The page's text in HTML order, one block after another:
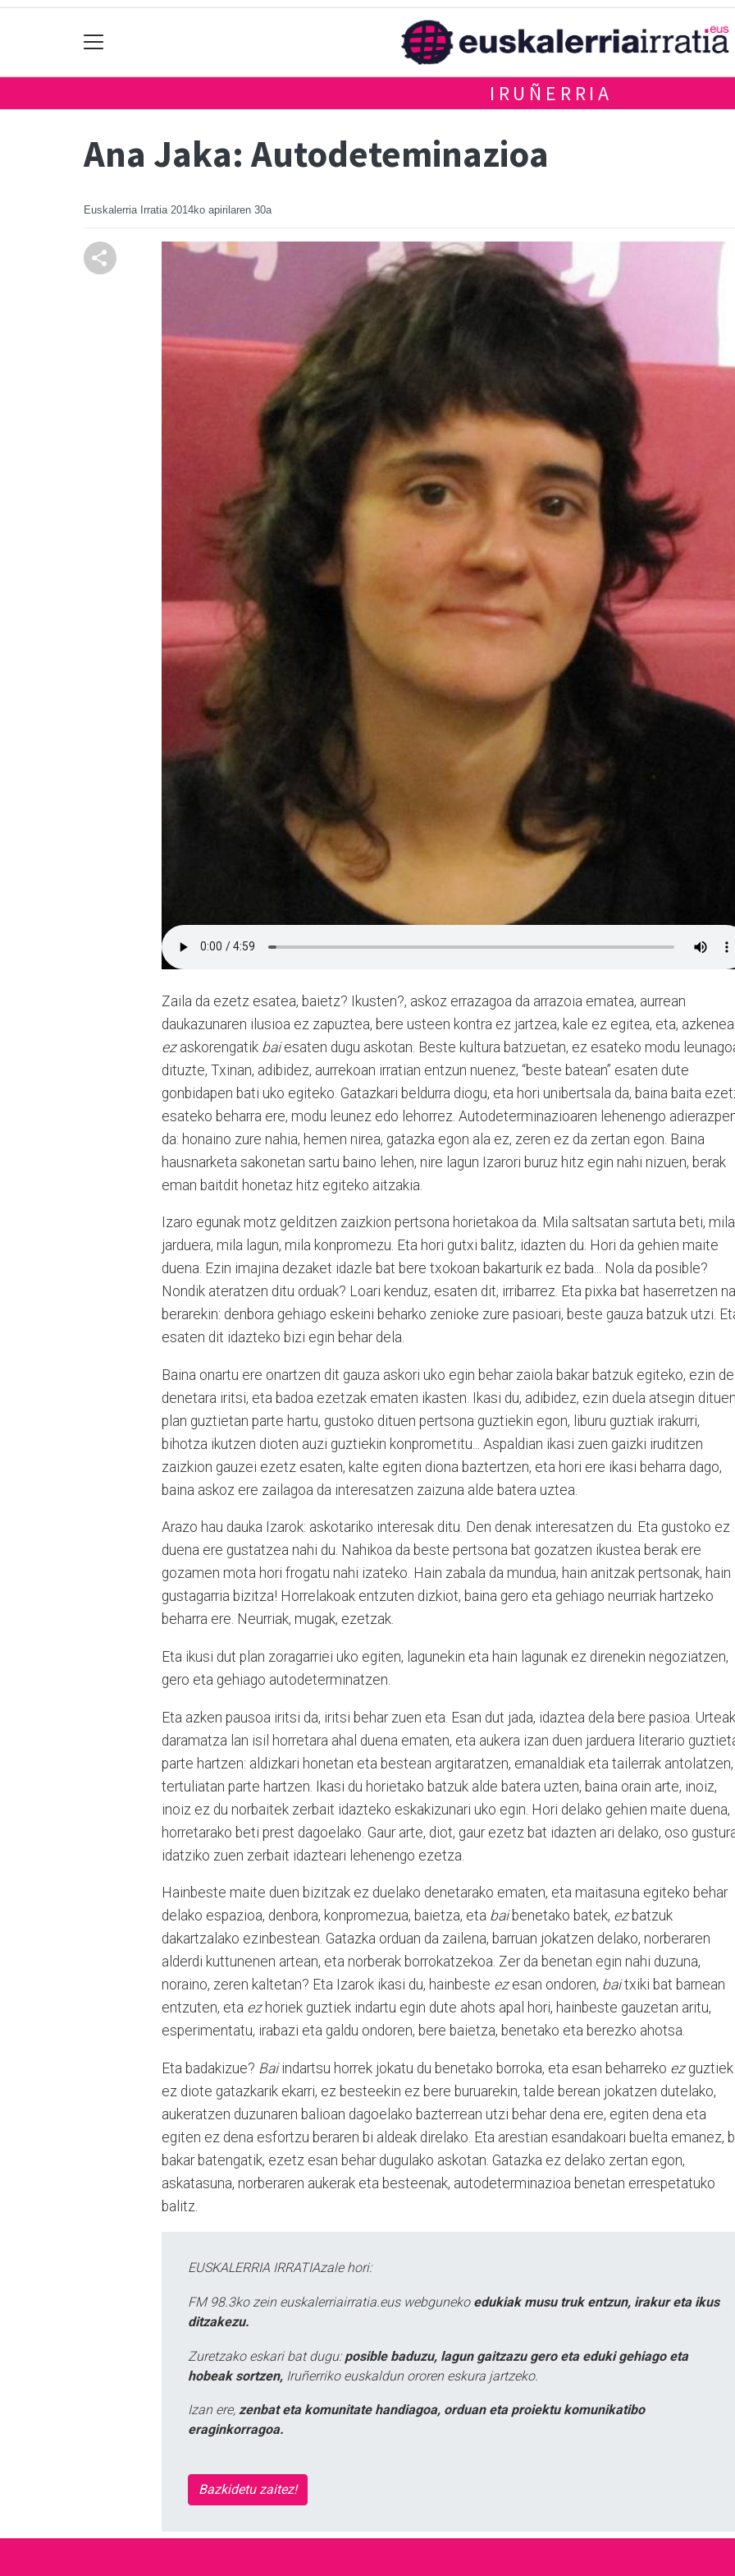
IRUÑERRIA
Ana Jaka: Autodeteminazioa
Euskalerria Irratia 2014ko apirilaren 30a
Zaila da ezetz esatea, baietz? Ikusten?, askoz errazagoa da arrazoia ematea, aurrean
daukazunaren ilusioa ez zapuztea, bere usteen kontra ez jartzea, kale ez egitea, eta,
ezaskorengatik baiesaten dugu askotan. Beste kultura batzuetan, ez esateko modu
dituzte, Txinan, adibidez, aurrekoan irratian entzun nuenez, “beste batean” esaten dute
gonbidapen bati uko egiteko. Gatazkari beldurra diogu, eta hori unibertsala da, baina baita
esateko beharra ere, modu leunez edo lehorrez. Autodeterminazioaren lehenengo
da: honaino zure nahia, hemen nirea, gatazka egon ala ez, zeren ez da zertan egon. Baina
hausnarketa sakonetan sartu baino lehen, nire lagun Izarori buruz hitz egin nahi nizuen, berak
eman baitdit honetaz hitz egiteko aitzakia.
Izaro egunak motz gelditzen zaizkion pertsona horietakoa da. Mila saltsatan sartuta beti, mila
jarduera, mila lagun, mila konpromezu. Eta hori gutxi balitz, idazten du. Hori da gehien maite
duena. Ezin imajina dezaket idazle bat bere txokoan bakarturik ez bada... Nola da posible?
Nondik ateratzen ditu orduak? Loari kenduz, esaten dit, irribarrez. Eta pixka bat haserretzen
berarekin: denbora gehiago eskeini beharko zenioke zure pasioari, beste gauza batzuk utzi.
esaten dit idazteko bizi egin behar dela.
Baina onartu ere onartzen dit gauza askori uko egin behar zaiola bakar batzuk egiteko, ezin
denetara iritsi, eta badoa ezetzak ematen ikasten. Ikasi du, adibidez, ezin duela atsegin
plan guztietan parte hartu, gustoko dituen pertsona guztiekin egon, liburu guztiak irakurri,
bihotza ikutzen dioten auzi guztiekin konprometitu... Aspaldian ikasi zuen gaizki iruditzen
zaizkion gauzei ezetz esaten, kalte egiten diona baztertzen, eta hori ere ikasi beharra dago,
baina askoz ere zailagoa da interesatzen zaizuna alde batera uztea.
Arazo hau dauka Izarok: askotariko interesak ditu. Den denak interesatzen du. Eta gustoko ez
duena ere gustatzea nahi du. Nahikoa da beste pertsona bat gozatzen ikustea berak ere
gozamen mota hori frogatu nahi izateko. Hain zabala da mundua, hain anitzak pertsonak, hain
gustagarria bizitza! Horrelakoak entzuten dizkiot, baina gero eta gehiago neurriak hartzeko
beharra ere. Neurriak, mugak, ezetzak.
Eta ikusi dut plan zoragarriei uko egiten, lagunekin eta hain lagunak ez direnekin negoziatzen,
gero eta gehiago autodeterminatzen.
Eta azken pausoa iritsi da, iritsi behar zuen eta. Esan dut jada, idaztea dela bere pasioa. Urteak
daramatza lan isil horretara ahal duena ematen, eta aukera izan duen jarduera literario
parte hartzen: aldizkari honetan eta bestean argitaratzen, emanaldiak eta tailerrak antolatzen,
tertuliatan parte hartzen. Ikasi du horietako batzuk alde batera uzten, baina orain arte, inoiz,
inoiz ez du norbaitek zerbait idazteko eskakizunari uko egin. Hori delako gehien maite duena,
horretarako beti prest dagoelako. Gaur arte, diot, gaur ezetz bat idazten ari delako, oso
idatziko zuen zerbait idazteari lehenengo ezetza.
Hainbeste maite duen bizitzak ez duelako denetarako ematen, eta maitasuna egiteko behar
delako espazioa, denbora, konpromezua, baietza, eta baibenetako batek, ezbatzuk
dakartzalako ezinbestean. Gatazka orduan da zailena, barruan jokatzen delako, norberaren
alderdi kuttunenen artean, eta norberak borrokatzekoa. Zer da benetan egin nahi duzuna,
noraino, zeren kaltetan? Eta Izarok ikasi du, hainbeste ezesan ondoren, baitxiki bat barnean
entzuten, eta ezhoriek guztiek indartu egin dute ahots apal hori, hainbeste gauzetan aritu,
esperimentatu, irabazi eta galdu ondoren, bere baietza, benetako eta berezko ahotsa.
Eta badakizue? Baiindartsu horrek jokatu du benetako borroka, eta esan beharreko ezguztiek
ez diote gatazkarik ekarri, ez besteekin ez bere buruarekin, talde berean jokatzen dutelako,
aukeratzen duzunaren balioan dagoelako bazterrean utzi behar dena ere, egiten dena eta
egiten ez dena esfortzu beraren bi aldeak direlako. Eta arestian esandakoari buelta emanez,
bakar batengatik, ezetz esan behar dugulako askotan. Gatazka ez delako zertan egon,
askatasuna, norberaren aukerak eta besteenak, autodeterminazioa benetan errespetatuko
balitz.
EUSKALERRIA IRRATIAzale hori:
FM 98.3ko zein euskalerriairratia.eus webguneko edukiak musu truk entzun, irakur eta ikus
ditzakezu.
Zuretzako eskari bat dugu: posible baduzu, lagun gaitzazu gero eta eduki gehiago eta
hobeak sortzen, Iruñerriko euskaldun ororen eskura jartzeko.
Izan ere, zenbat eta komunitate handiagoa, orduan eta proiektu komunikatibo
eraginkorragoa.
Bazkidetu zaitez!